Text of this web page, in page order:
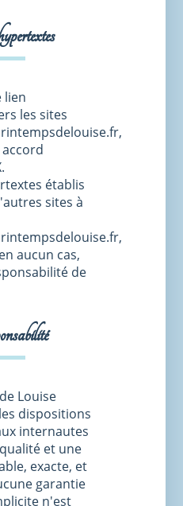
lien
les sites
établis
sites à
aucun cas,
de
Louise
dispositions
internautes
et une
exacte, et
garantie
n'est